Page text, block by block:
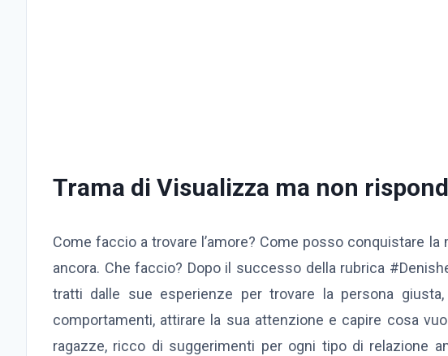
Trama di Visualizza ma non
Come faccio a trovare l’amore? Come posso conquistare
ancora. Che faccio? Dopo il successo della rubrica
tratti dalle sue esperienze per trovare la persona
comportamenti, attirare la sua attenzione e capire cosa
ragazze, ricco di suggerimenti per ogni tipo di relazione